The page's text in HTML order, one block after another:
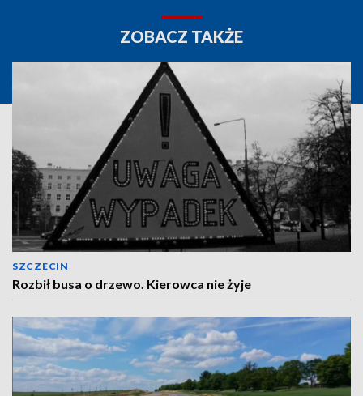
ZOBACZ TAKŻE
SZCZECIN
Rozbił busa o drzewo. Kierowca nie żyje